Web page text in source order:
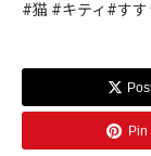
#猫 #キティ#す
Pin